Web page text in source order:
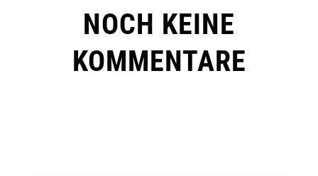
NOCH KEINE
KOMMENTARE